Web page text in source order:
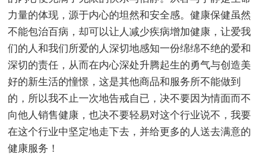
力量的体现，源于内心的坦然和安全感。健康保健虽然
不能包治百病，却可以让人减少疾病增加健康，让爱我
们的人和我们所爱的人深切地感知一份绵绵不绝的爱和
深切的责任，从而在内心深处升腾起生的勇气与创造美
好的新生活的憧憬，这是其他商品和服务所不能做到
的，所以我不止一次地告戒自已，决不要因为情面而不
向他人销售健康，也决不要轻易对这个行业说不，我要
在这个行业中坚定地走下去，并给更多的人送去满意的
健康服务！